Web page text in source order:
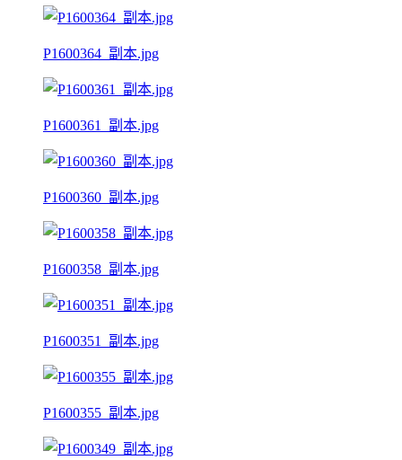
P1600364_副本.jpg
P1600361_副本.jpg
P1600360_副本.jpg
P1600358_副本.jpg
P1600351_副本.jpg
P1600355_副本.jpg